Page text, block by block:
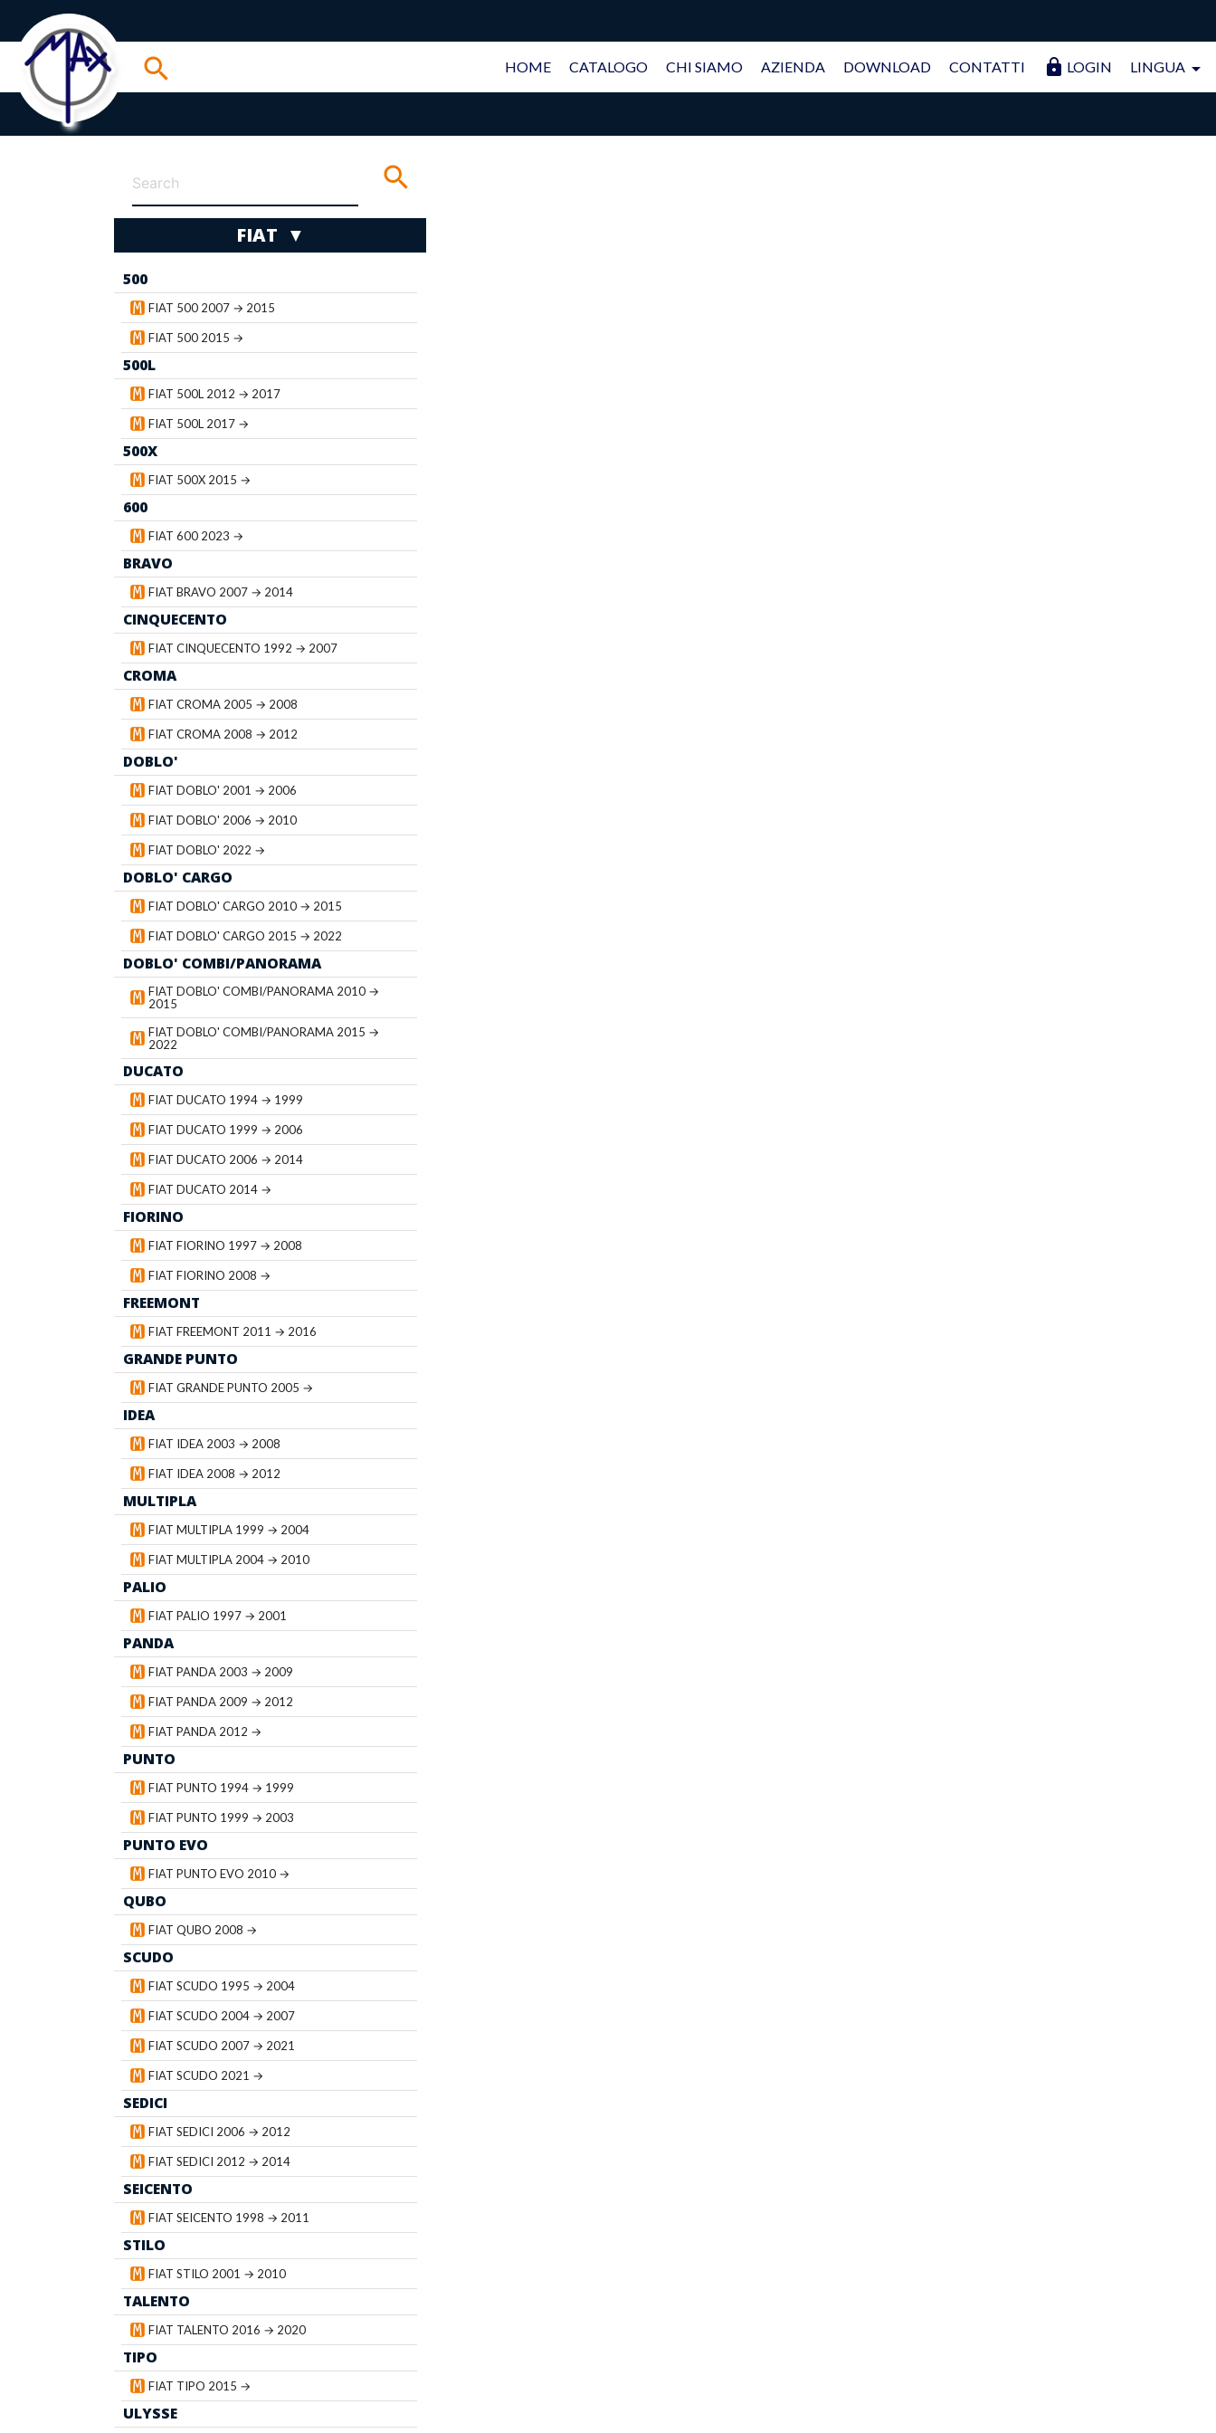
search HOME CATALOGO CHI SIAMO AZIENDA DOWNLOAD CONTATTI lock LOGIN LINGUA arrow_drop_down
search
FIAT ▼
500
FIAT 500 2007 → 2015
FIAT 500 2015 →
500L
FIAT 500L 2012 → 2017
FIAT 500L 2017 →
500X
FIAT 500X 2015 →
600
FIAT 600 2023 →
BRAVO
FIAT BRAVO 2007 → 2014
CINQUECENTO
FIAT CINQUECENTO 1992 → 2007
CROMA
FIAT CROMA 2005 → 2008
FIAT CROMA 2008 → 2012
DOBLO'
FIAT DOBLO' 2001 → 2006
FIAT DOBLO' 2006 → 2010
FIAT DOBLO' 2022 →
DOBLO' CARGO
FIAT DOBLO' CARGO 2010 → 2015
FIAT DOBLO' CARGO 2015 → 2022
DOBLO' COMBI/PANORAMA
FIAT DOBLO' COMBI/PANORAMA 2010 →
2015
FIAT DOBLO' COMBI/PANORAMA 2015 →
2022
DUCATO
FIAT DUCATO 1994 → 1999
FIAT DUCATO 1999 → 2006
FIAT DUCATO 2006 → 2014
FIAT DUCATO 2014 →
FIORINO
FIAT FIORINO 1997 → 2008
FIAT FIORINO 2008 →
FREEMONT
FIAT FREEMONT 2011 → 2016
GRANDE PUNTO
FIAT GRANDE PUNTO 2005 →
IDEA
FIAT IDEA 2003 → 2008
FIAT IDEA 2008 → 2012
MULTIPLA
FIAT MULTIPLA 1999 → 2004
FIAT MULTIPLA 2004 → 2010
PALIO
FIAT PALIO 1997 → 2001
PANDA
FIAT PANDA 2003 → 2009
FIAT PANDA 2009 → 2012
FIAT PANDA 2012 →
PUNTO
FIAT PUNTO 1994 → 1999
FIAT PUNTO 1999 → 2003
PUNTO EVO
FIAT PUNTO EVO 2010 →
QUBO
FIAT QUBO 2008 →
SCUDO
FIAT SCUDO 1995 → 2004
FIAT SCUDO 2004 → 2007
FIAT SCUDO 2007 → 2021
FIAT SCUDO 2021 →
SEDICI
FIAT SEDICI 2006 → 2012
FIAT SEDICI 2012 → 2014
SEICENTO
FIAT SEICENTO 1998 → 2011
STILO
FIAT STILO 2001 → 2010
TALENTO
FIAT TALENTO 2016 → 2020
TIPO
FIAT TIPO 2015 →
ULYSSE